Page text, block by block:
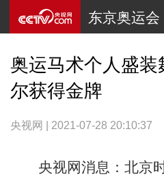
东京奥运会
奥运马术个人盛
尔获得金牌
央视网 | 2021-07-28 20:10:37
央视网消息：北京